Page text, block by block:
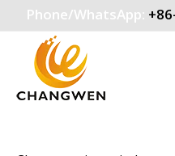
Phone/WhatsApp: